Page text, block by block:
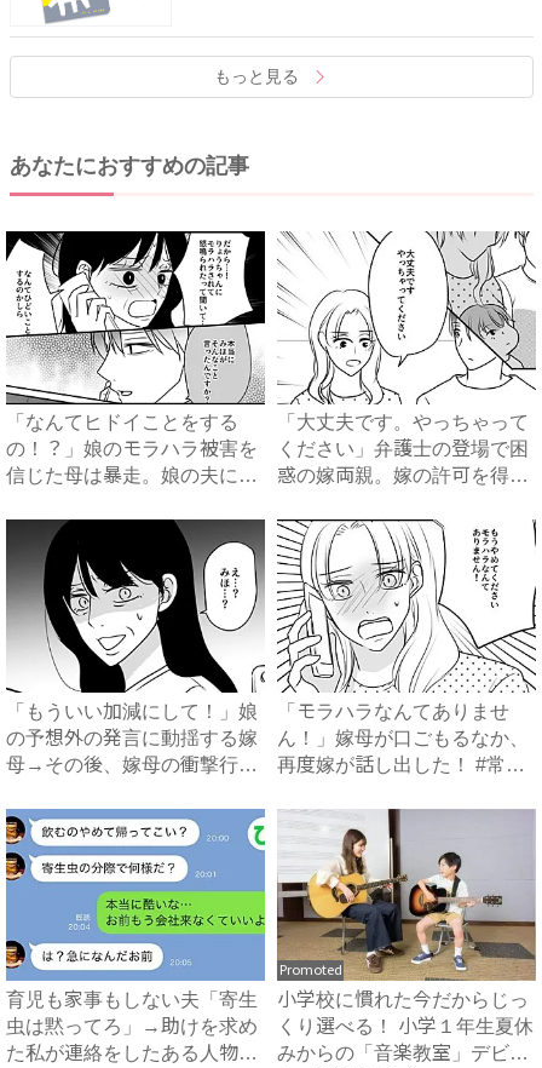
もっと見る
あなたにおすすめの記事
「なんてヒドイことをする
の！？」娘のモラハラ被害を
信じた母は暴走。娘の夫に電
「大丈夫です。やっちゃって
ください」弁護士の登場で困
惑の嫁両親。嫁の許可を得た
「もういい加減にして！」娘
の予想外の発言に動揺する嫁
母→その後、嫁母の衝撃行動
「モラハラなんてありませ
ん！」嫁母が口ごもるなか、
再度嫁が話し出した！ #常識
育児も家事もしない夫「寄生
虫は黙ってろ」→助けを求め
た私が連絡をしたある人物と
Promoted
小学校に慣れた今だからじっ
くり選べる！ 小学１年生夏休
みからの「音楽教室」デビ